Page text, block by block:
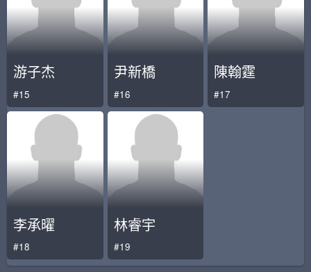
游子杰
#15
尹新橋
#16
陳翰霆
#17
李承曜
#18
林睿宇
#19